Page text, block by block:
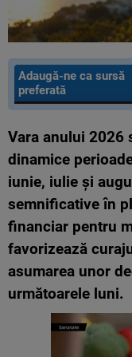
Adaugă-ne ca sursă
preferată
Vara anului 2026
dinamice
iunie, iulie și
semnificative în
financiar pentru
favorizează
asumarea unor
următoarele luni.